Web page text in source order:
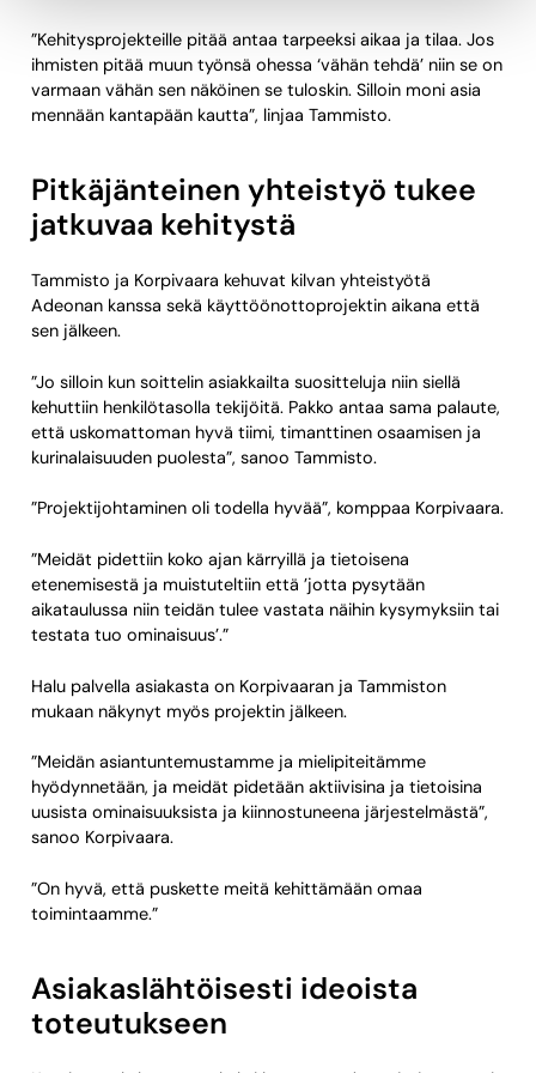
”Kehitysprojekteille pitää antaa tarpeeksi aikaa ja tilaa. Jos
ihmisten pitää muun työnsä ohessa ‘vähän tehdä’ niin se on
varmaan vähän sen näköinen se tuloskin. Silloin moni asia
mennään kantapään kautta”, linjaa Tammisto.
Pitkäjänteinen yhteistyö tukee
jatkuvaa kehitystä
Tammisto ja Korpivaara kehuvat kilvan yhteistyötä
Adeonan kanssa sekä käyttöönottoprojektin aikana että
sen jälkeen.
”Jo silloin kun soittelin asiakkailta suositteluja niin siellä
kehuttiin henkilötasolla tekijöitä. Pakko antaa sama palaute,
että uskomattoman hyvä tiimi, timanttinen osaamisen ja
kurinalaisuuden puolesta”, sanoo Tammisto.
”Projektijohtaminen oli todella hyvää”, komppaa Korpivaara.
”Meidät pidettiin koko ajan kärryillä ja tietoisena
etenemisestä ja muistuteltiin että ’jotta pysytään
aikataulussa niin teidän tulee vastata näihin kysymyksiin tai
testata tuo ominaisuus’.”
Halu palvella asiakasta on Korpivaaran ja Tammiston
mukaan näkynyt myös projektin jälkeen.
”Meidän asiantuntemustamme ja mielipiteitämme
hyödynnetään, ja meidät pidetään aktiivisina ja tietoisina
uusista ominaisuuksista ja kiinnostuneena järjestelmästä”,
sanoo Korpivaara.
”On hyvä, että puskette meitä kehittämään omaa
toimintaamme.”
Asiakaslähtöisesti ideoista
toteutukseen